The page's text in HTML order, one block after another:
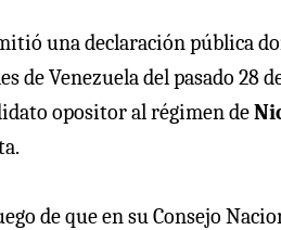
una declaración pública
de Venezuela del pasado 28
opositor al régimen de
de que en su Consejo